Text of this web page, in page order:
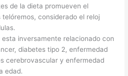
de la dieta promueven el
considerado el reloj
esta inversamente relacionado con
diabetes tipo 2, enfermedad
cerebrovascular y enfermedad
edad.